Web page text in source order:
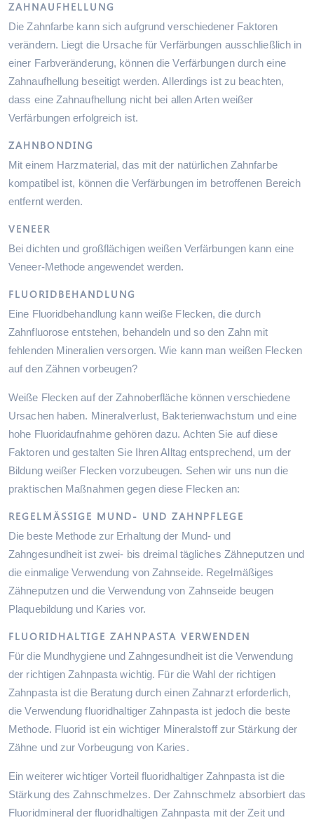
ZAHNAUFHELLUNG
Die Zahnfarbe kann sich aufgrund verschiedener Faktoren
verändern. Liegt die Ursache für Verfärbungen ausschließlich in
einer Farbveränderung, können die Verfärbungen durch eine
Zahnaufhellung beseitigt werden. Allerdings ist zu beachten,
dass eine Zahnaufhellung nicht bei allen Arten weißer
Verfärbungen erfolgreich ist.
ZAHNBONDING
Mit einem Harzmaterial, das mit der natürlichen Zahnfarbe
kompatibel ist, können die Verfärbungen im betroffenen Bereich
entfernt werden.
VENEER
Bei dichten und großflächigen weißen Verfärbungen kann eine
Veneer-Methode angewendet werden.
FLUORIDBEHANDLUNG
Eine Fluoridbehandlung kann weiße Flecken, die durch
Zahnfluorose entstehen, behandeln und so den Zahn mit
fehlenden Mineralien versorgen. Wie kann man weißen Flecken
auf den Zähnen vorbeugen?
Weiße Flecken auf der Zahnoberfläche können verschiedene
Ursachen haben. Mineralverlust, Bakterienwachstum und eine
hohe Fluoridaufnahme gehören dazu. Achten Sie auf diese
Faktoren und gestalten Sie Ihren Alltag entsprechend, um der
Bildung weißer Flecken vorzubeugen. Sehen wir uns nun die
praktischen Maßnahmen gegen diese Flecken an:
REGELMÄSSIGE MUND- UND ZAHNPFLEGE
Die beste Methode zur Erhaltung der Mund- und
Zahngesundheit ist zwei- bis dreimal tägliches Zähneputzen und
die einmalige Verwendung von Zahnseide. Regelmäßiges
Zähneputzen und die Verwendung von Zahnseide beugen
Plaquebildung und Karies vor.
FLUORIDHALTIGE ZAHNPASTA VERWENDEN
Für die Mundhygiene und Zahngesundheit ist die Verwendung
der richtigen Zahnpasta wichtig. Für die Wahl der richtigen
Zahnpasta ist die Beratung durch einen Zahnarzt erforderlich,
die Verwendung fluoridhaltiger Zahnpasta ist jedoch die beste
Methode. Fluorid ist ein wichtiger Mineralstoff zur Stärkung der
Zähne und zur Vorbeugung von Karies.
Ein weiterer wichtiger Vorteil fluoridhaltiger Zahnpasta ist die
Stärkung des Zahnschmelzes. Der Zahnschmelz absorbiert das
Fluoridmineral der fluoridhaltigen Zahnpasta mit der Zeit und